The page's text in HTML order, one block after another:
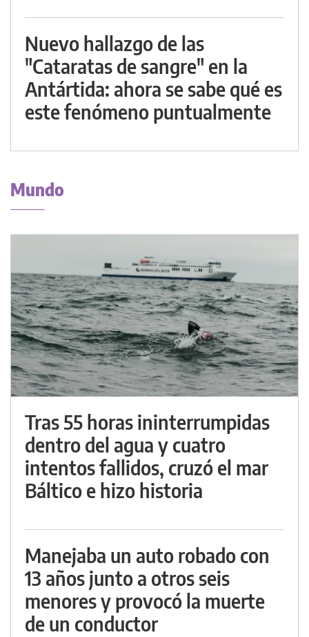
Nuevo hallazgo de las
"Cataratas de sangre" en la
Antártida: ahora se sabe qué es
este fenómeno puntualmente
Mundo
Tras 55 horas ininterrumpidas
dentro del agua y cuatro
intentos fallidos, cruzó el mar
Báltico e hizo historia
Manejaba un auto robado con
13 años junto a otros seis
menores y provocó la muerte
de un conductor